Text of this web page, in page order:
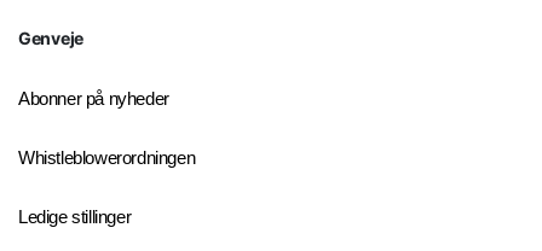
Genveje
Abonner på nyheder
Whistleblowerordningen
Ledige stillinger